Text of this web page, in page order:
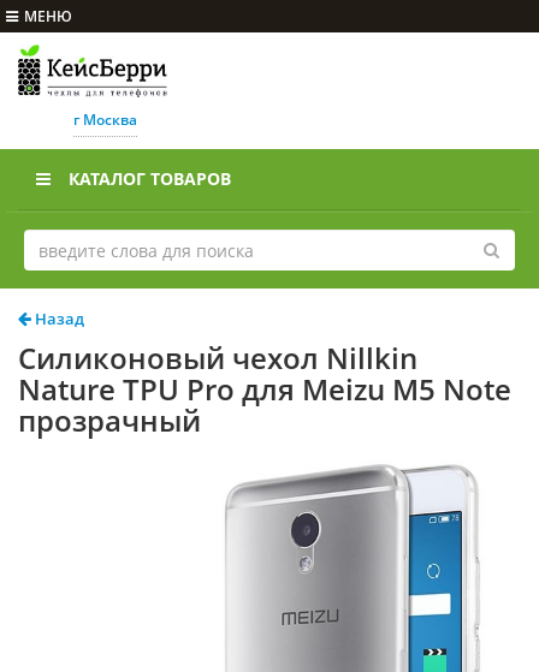
МЕНЮ
г Москва
КАТАЛОГ ТОВАРОВ
Назад
Силиконовый чехол Nillkin
Nature TPU Pro для Meizu M5 Note
прозрачный